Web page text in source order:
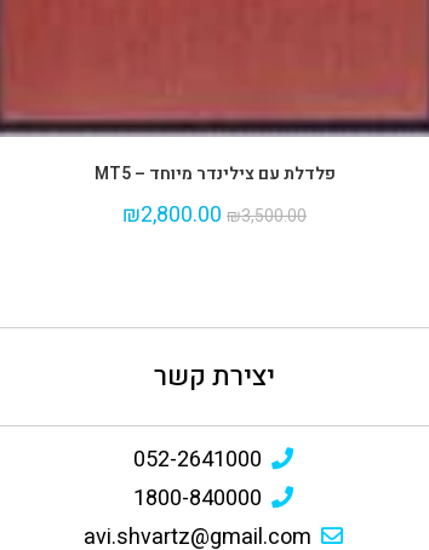
פלדלת עם צילינדר מיוחד – MT5
₪3,500.00
₪2,800.00
יצירת קשר
052-2641000
1800-840000
avi.shvartz@gmail.com